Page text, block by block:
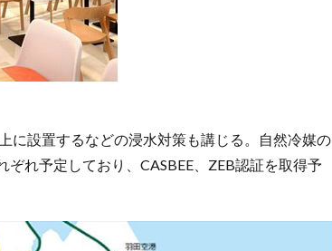
に設置するなどの浸水対策も講じる。自然冷媒の
れ予定しており、CASBEE、ZEB認証を取得予